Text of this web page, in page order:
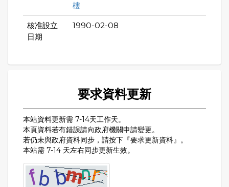
樓
核准設立
日期
1990-02-08
要求資料更新
本站資料更新需 7-14天工作天。
本頁資料若有錯誤請向政府機關申請變更。
若仍未與政府資料同步，請按下『要求更新資料』。
本站需 7-14 天左右同步更新生效。